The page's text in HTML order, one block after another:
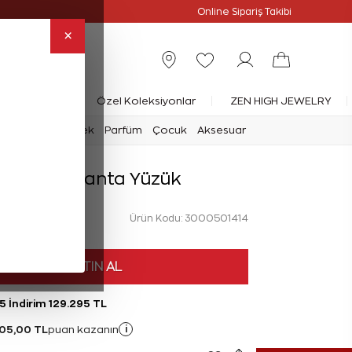
×
Online Sipariş Takibi
Yüzük Özel Koleksiyonlar ZEN HIGH JEWELRY
Erkek Parfüm Çocuk Aksesuar
Karat Pırlanta Yüzük
Ürün Kodu: 3000501414
HEMEN SATIN AL
İndirim 129.295 TL
TL puan kazanın i